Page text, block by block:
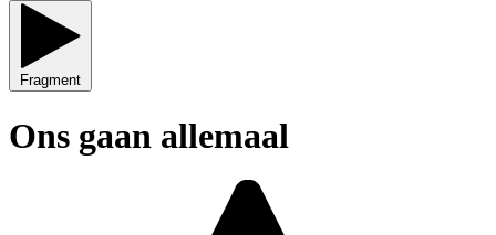
Fragment
Ons gaan allemaal